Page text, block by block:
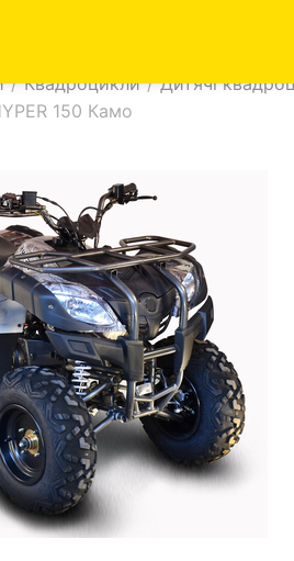
/ Квадроцикли / Дитячі
150 Камо